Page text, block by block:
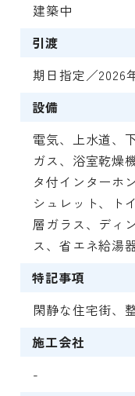
建築中
引渡
期日指定／2026
設備
電気、上水道、
ガス、浴室乾燥
タ付インターホ
シュレット、ト
層ガラス、ディ
ス、省エネ給湯
特記事項
閑静な住宅街、
施工会社
-